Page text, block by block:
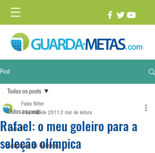
Post
Todos os posts
1 vs. 1
Academia de Goleiros
Todos os posts
Rafael: o meu goleiro para a
seleção olímpica
Fabio Ritter
4 de mai. de 2011 2 min de leitura